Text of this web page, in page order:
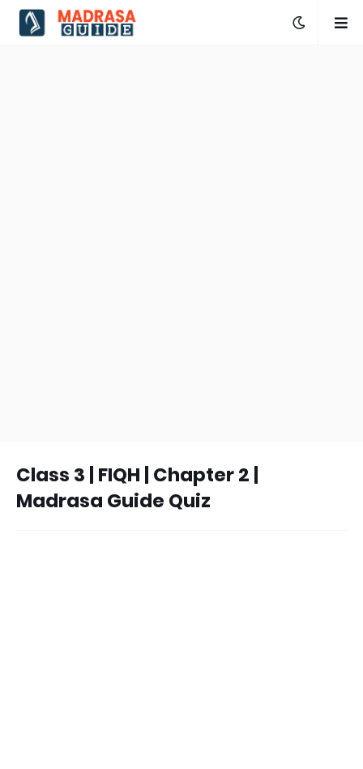
Class 3 | FIQH | Chapter 2 |
Madrasa Guide Quiz